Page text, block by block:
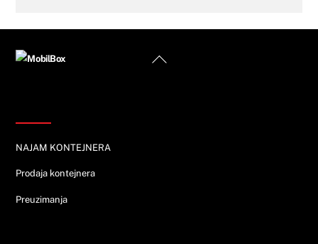
Back
NAJAM KONTEJNERA
Prodaja kontejnera
Preuzimanja